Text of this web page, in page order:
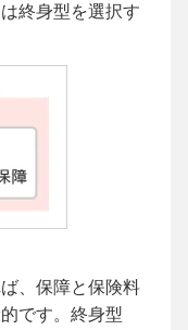
終身型を選択す
、保障と保険料
です。終身型